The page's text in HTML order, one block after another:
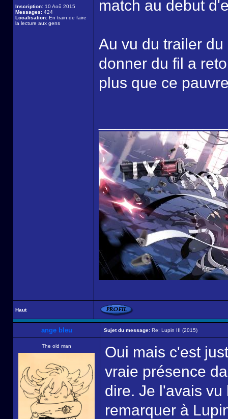
Inscription: 10 Aoû 2015
Messages: 424
Localisation: En train de faire
la lecture aux gens
match au debut
Au vu du trailer
donner du fil a
plus que ce
Haut
ange bleu Sujet du message: Re: Lupin III (2015)
The old man
Oui mais c'est
vraie présence
dire. Je l'avais
remarquer à